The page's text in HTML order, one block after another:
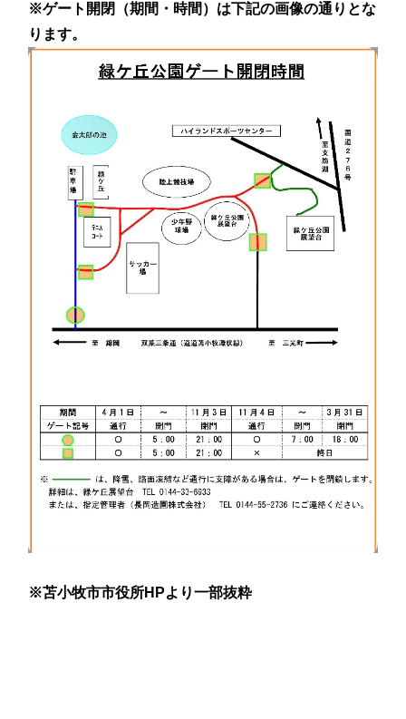
※ゲート開閉（期間・時間）は下記の画像の通りとな
ります。
※苫小牧市市役所HPより一部抜粋